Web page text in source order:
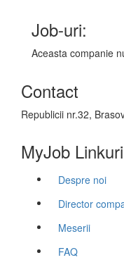
Job-uri:
Aceasta companie
Contact
Republicii nr.32,
MyJob
Despre noi
Director
Meserii
FAQ